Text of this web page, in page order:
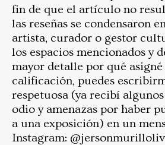
fin de que el artículo no
las reseñas se condensaron
artista, curador o gestor
los espacios mencionados y
mayor detalle por qué
calificación, puedes
respetuosa (ya recibí algunos
odio y amenazas por haber
a una exposición) en un
Instagram: